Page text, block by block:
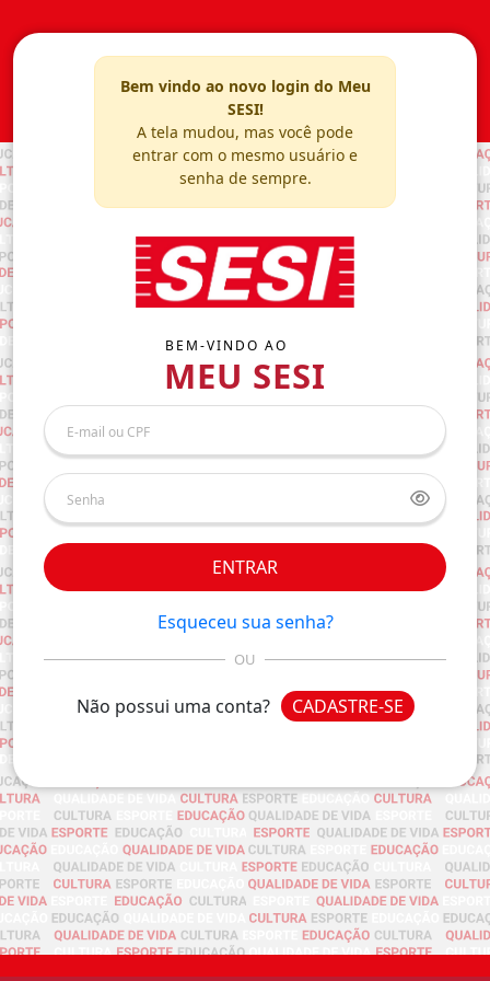
Bem vindo ao novo login do Meu
SESI!
A tela mudou, mas você pode
entrar com o mesmo usuário e
senha de sempre.
BEM-VINDO AO
MEU SESI
ENTRAR
Esqueceu sua senha?
OU
Não possui uma conta? CADASTRE-SE